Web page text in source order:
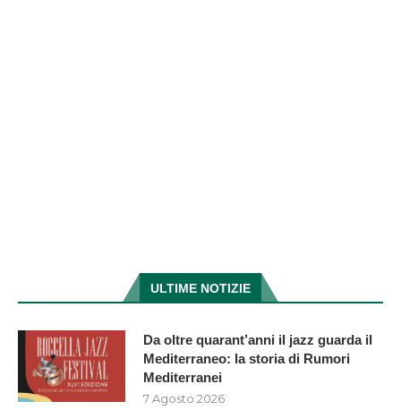
ULTIME NOTIZIE
Da oltre quarant’anni il jazz guarda il
Mediterraneo: la storia di Rumori
Mediterranei
7 Agosto 2026